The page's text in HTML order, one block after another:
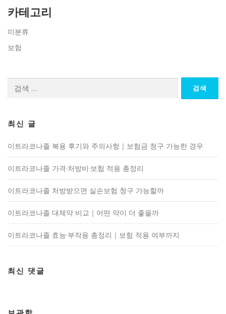
카테고리
미분류
보험
최신 글
이트라코나졸 복용 후기와 주의사항｜보험금 청구 가능한 경우
이트라코나졸 가격·처방비·보험 적용 총정리
이트라코나졸 처방받으면 실손보험 청구 가능할까
이트라코나졸 대체약 비교｜어떤 약이 더 좋을까
이트라코나졸 효능·부작용 총정리｜보험 적용 여부까지
최신 댓글